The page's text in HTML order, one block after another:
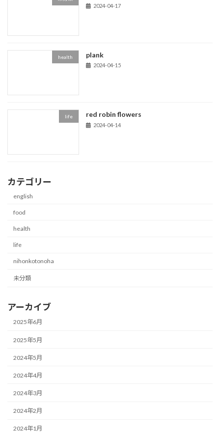
2024-04-17
health plank
2024-04-15
life red robin flowers
2024-04-14
カテゴリー
english
food
health
life
nihonkotonoha
未分類
アーカイブ
2025年6月
2025年5月
2024年5月
2024年4月
2024年3月
2024年2月
2024年1月